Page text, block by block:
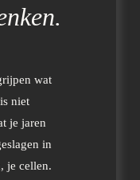
wat
niet
je jaren
in
je cellen.